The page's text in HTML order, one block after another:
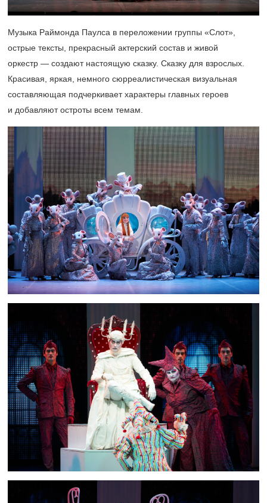
Музыка Раймонда Паулса в переложении группы «Слот»,
острые тексты, прекрасный актерский состав и живой
оркестр — создают настоящую сказку. Сказку для взрослых.
Красивая, яркая, немного сюрреалистическая визуальная
составляющая подчеркивает характеры главных героев
и добавляют остроты всем темам.